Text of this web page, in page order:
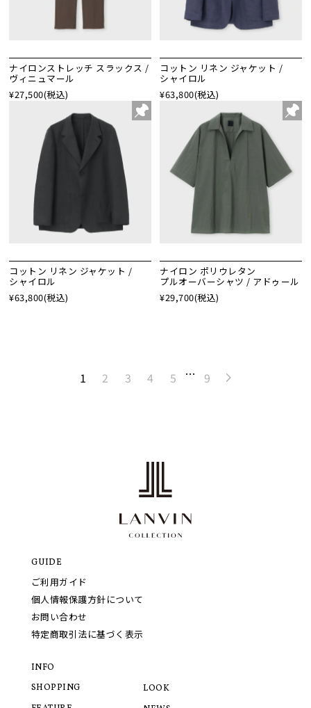
ナイロンストレッチ スラックス /
ヴィニュマール
¥27,500(税込)
コットン リネン ジャケット /
シャイロル
¥63,800(税込)
コットン リネン ジャケット /
シャイロル
¥63,800(税込)
ナイロン ポリウレタン
プルオーバーシャツ / アドゥール
¥29,700(税込)
1 2 3 4 5 … 9
GUIDE
ご利用ガイド
個人情報保護方針について
お問い合わせ
特定商取引法に基づく表示
INFO
SHOPPING
LOOK